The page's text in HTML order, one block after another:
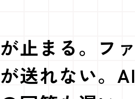
止まる。ファ
送れない。AI